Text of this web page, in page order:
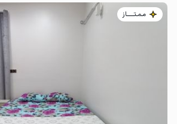
مـمـتــــــاز